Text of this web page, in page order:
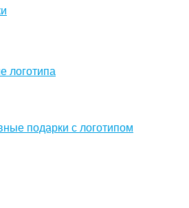
логотипа
подарки с логотипом